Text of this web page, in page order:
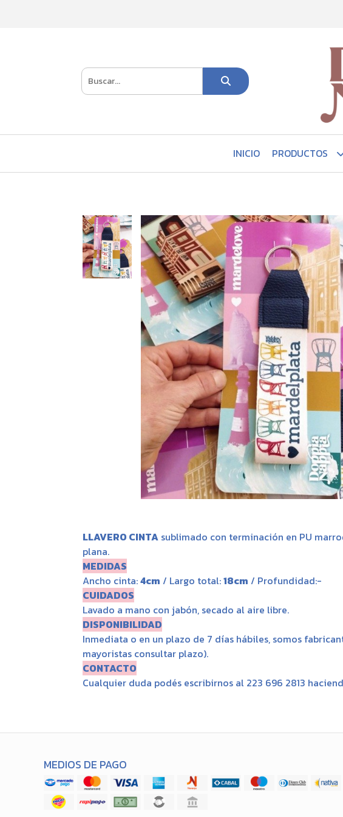
INICIO PRODUCTOS
LLAVERO CINTAsublimado con terminación en PU
plana.
MEDIDAS
Ancho cinta:4cm / Largo total:18cm / Profundidad:-
CUIDADOS
Lavado a mano con jabón, secado al aire libre.
DISPONIBILIDAD
Inmediata o en un plazo de 7 días hábiles, somos
mayoristas consultar plazo).
CONTACTO
Cualquier duda podés escribirnos al 223 696 2813
MEDIOS DE PAGO